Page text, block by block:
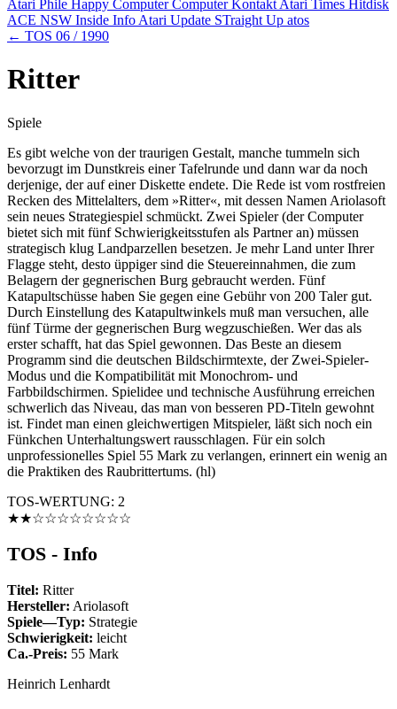
Atari Phile Happy ComputerComputer Kontakt Atari Times Hitdisk
ACE NSW Inside Info Atari Update STraight Up atos
← TOS 06 / 1990
Ritter
Spiele
Es gibt welche von der traurigen Gestalt, manche tummeln sich
bevorzugt im Dunstkreis einer Tafelrunde und dann war da noch
derjenige, der auf einer Diskette endete. Die Rede ist vom rostfreien
Recken des Mittelalters, dem »Ritter«, mit dessen Namen Ariolasoft
sein neues Strategiespiel schmückt. Zwei Spieler (der Computer
bietet sich mit fünf Schwierigkeitsstufen als Partner an) müssen
strategisch klug Landparzellen besetzen. Je mehr Land unter Ihrer
Flagge steht, desto üppiger sind die Steuereinnahmen, die zum
Belagern der gegnerischen Burg gebraucht werden. Fünf
Katapultschüsse haben Sie gegen eine Gebühr von 200 Taler gut.
Durch Einstellung des Katapultwinkels muß man versuchen, alle
fünf Türme der gegnerischen Burg wegzuschießen. Wer das als
erster schafft, hat das Spiel gewonnen. Das Beste an diesem
Programm sind die deutschen Bildschirmtexte, der Zwei-Spieler-
Modus und die Kompatibilität mit Monochrom- und
Farbbildschirmen. Spielidee und technische Ausführung erreichen
schwerlich das Niveau, das man von besseren PD-Titeln gewohnt
ist. Findet man einen gleichwertigen Mitspieler, läßt sich noch ein
Fünkchen Unterhaltungswert rausschlagen. Für ein solch
unprofessionelles Spiel 55 Mark zu verlangen, erinnert ein wenig an
die Praktiken des Raubrittertums. (hl)
TOS-WERTUNG: 2
★★☆☆☆☆☆☆☆☆
TOS - Info
Titel: Ritter
Hersteller: Ariolasoft
Spiele—Typ: Strategie
Schwierigkeit: leicht
Ca.-Preis: 55 Mark
Heinrich Lenhardt